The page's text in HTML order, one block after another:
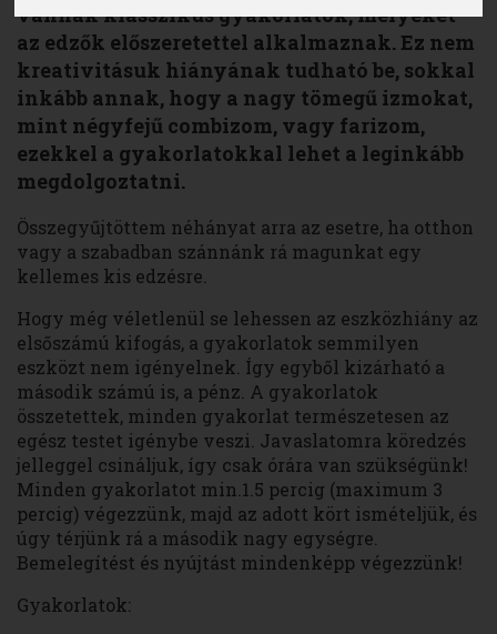
vannak klasszikus gyakorlatok, melyeket
az edzők előszeretettel alkalmaznak. Ez nem
kreativitásuk hiányának tudható be, sokkal
inkább annak, hogy a nagy tömegű izmokat,
mint négyfejű combizom, vagy farizom,
ezekkel a gyakorlatokkal lehet a leginkább
megdolgoztatni.
Összegyűjtöttem néhányat arra az esetre, ha otthon
vagy a szabadban szánnánk rá magunkat egy
kellemes kis edzésre.
Hogy még véletlenül se lehessen az eszközhiány az
elsőszámú kifogás, a gyakorlatok semmilyen
eszközt nem igényelnek. Így egyből kizárható a
második számú is, a pénz. A gyakorlatok
összetettek, minden gyakorlat természetesen az
egész testet igénybe veszi. Javaslatomra köredzés
jelleggel csináljuk, így csak órára van szükségünk!
Minden gyakorlatot min.1.5 percig (maximum 3
percig) végezzünk, majd az adott kört ismételjük, és
úgy térjünk rá a második nagy egységre.
Bemelegítést és nyújtást mindenképp végezzünk!
Gyakorlatok: